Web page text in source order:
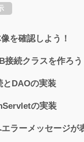
を確認しよう！
続クラスを作ろう
DAOの実装
の実装
ラーメッセージが